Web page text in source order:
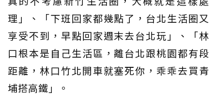
理」、「下班回家都幾點了，台北生活圈又
享受不到，早點回家週末去台北玩」、「林
口根本是自己生活區，離台北跟桃園都有段
距離，林口竹北開車就塞死你，乖乖去買青
埔搭高鐵」。